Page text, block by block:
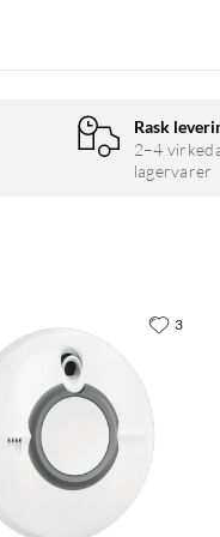
Rask
2–4
lagervarer
3